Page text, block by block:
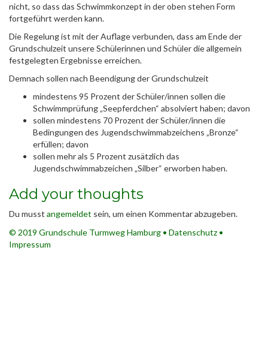
nicht, so dass das Schwimmkonzept in der oben stehen Form
fortgeführt werden kann.
Die Regelung ist mit der Auflage verbunden, dass am Ende der
Grundschulzeit unsere Schülerinnen und Schüler die allgemein
festgelegten Ergebnisse erreichen.
Demnach sollen nach Beendigung der Grundschulzeit
mindestens 95 Prozent der Schüler/innen sollen die
Schwimmprüfung „Seepferdchen“ absolviert haben; davon
sollen mindestens 70 Prozent der Schüler/innen die
Bedingungen des Jugendschwimmabzeichens „Bronze“
erfüllen; davon
sollen mehr als 5 Prozent zusätzlich das
Jugendschwimmabzeichen „Silber“ erworben haben.
Add your thoughts
Du musst angemeldet sein, um einen Kommentar abzugeben.
© 2019 Grundschule Turmweg Hamburg • Datenschutz •
Impressum